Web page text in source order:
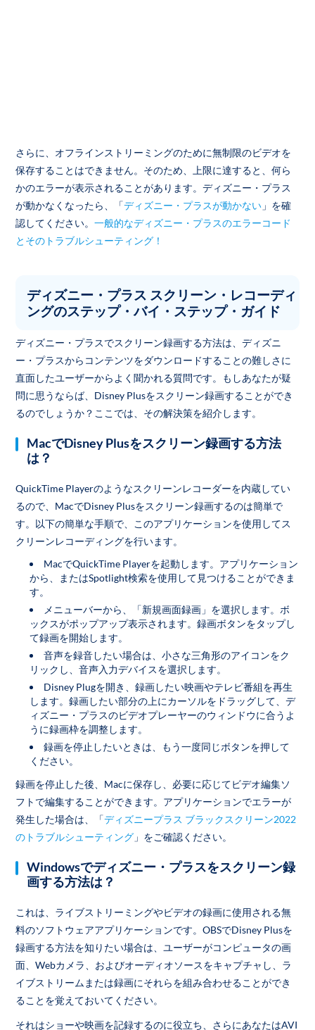
さらに、オフラインストリーミングのために無制限のビデオを
保存することはできません。そのため、上限に達すると、何ら
かのエラーが表示されることがあります。ディズニー・プラス
が動かなくなったら、「ディズニー・プラスが動かない 」を確
認してください。一般的なディズニー・プラスのエラーコード
とそのトラブルシューティング！
ディズニー・プラス スクリーン・レコーディ
ングのステップ・バイ・ステップ・ガイド
ディズニー・プラスでスクリーン録画する方法は、ディズニ
ー・プラスからコンテンツをダウンロードすることの難しさに
直面したユーザーからよく聞かれる質問です。もしあなたが疑
問に思うならば、Disney Plusをスクリーン録画することができ
るのでしょうか？ここでは、その解決策を紹介します。
MacでDisney Plusをスクリーン録画する方法
は？
QuickTime Playerのようなスクリーンレコーダーを内蔵してい
るので、MacでDisney Plusをスクリーン録画するのは簡単で
す。以下の簡単な手順で、このアプリケーションを使用してス
クリーンレコーディングを行います。
MacでQuickTime Playerを起動します。アプリケーション
から、またはSpotlight検索を使用して見つけることができま
す。
メニューバーから、「新規画面録画」を選択します。ボ
ックスがポップアップ表示されます。録画ボタンをタップし
て録画を開始します。
音声を録音したい場合は、小さな三角形のアイコンをク
リックし、音声入力デバイスを選択します。
Disney Plugを開き、録画したい映画やテレビ番組を再生
します。録画したい部分の上にカーソルをドラッグして、デ
ィズニー・プラスのビデオプレーヤーのウィンドウに合うよ
うに録画枠を調整します。
録画を停止したいときは、もう一度同じボタンを押して
ください。
録画を停止した後、Macに保存し、必要に応じてビデオ編集ソ
フトで編集することができます。アプリケーションでエラーが
発生した場合は、「ディズニープラス ブラックスクリーン2022
のトラブルシューティング 」をご確認ください。
Windowsでディズニー・プラスをスクリーン録
画する方法は？
これは、ライブストリーミングやビデオの録画に使用される無
料のソフトウェアアプリケーションです。OBSでDisney Plusを
録画する方法を知りたい場合は、ユーザーがコンピュータの画
面、Webカメラ、およびオーディオソースをキャプチャし、ラ
イブストリームまたは録画にそれらを組み合わせることができ
ることを覚えておいてください。
それはショーや映画を記録するのに役立ち、さらにあなたはAVI